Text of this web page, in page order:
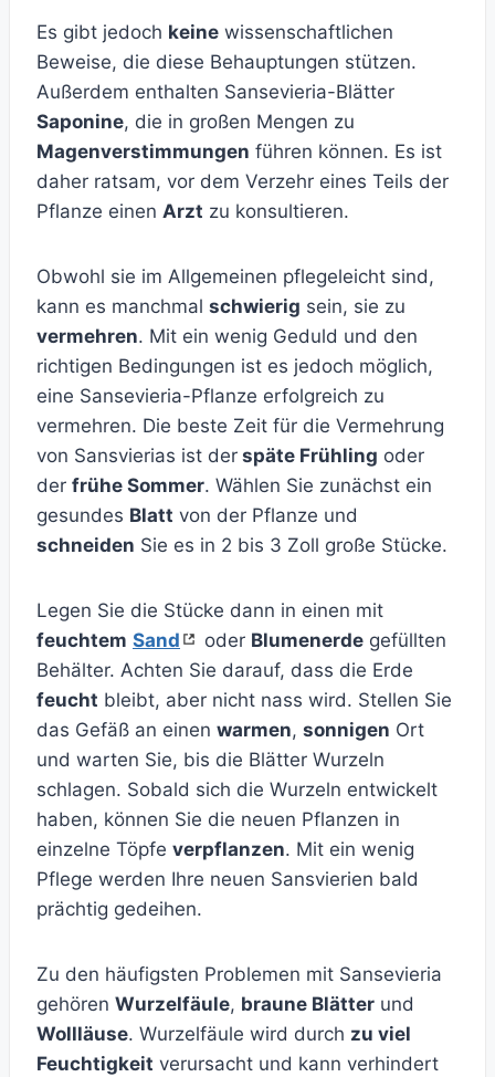
Es gibt jedoch keine wissenschaftlichen
Beweise, die diese Behauptungen stützen.
Außerdem enthalten Sansevieria-Blätter
Saponine, die in großen Mengen zu
Magenverstimmungen führen können. Es ist
daher ratsam, vor dem Verzehr eines Teils der
Pflanze einen Arzt zu konsultieren.
Obwohl sie im Allgemeinen pflegeleicht sind,
kann es manchmal schwierig sein, sie zu
vermehren. Mit ein wenig Geduld und den
richtigen Bedingungen ist es jedoch möglich,
eine Sansevieria-Pflanze erfolgreich zu
vermehren. Die beste Zeit für die Vermehrung
von Sansvierias ist der späte Frühling oder
der frühe Sommer. Wählen Sie zunächst ein
gesundes Blatt von der Pflanze und
schneiden Sie es in 2 bis 3 Zoll große Stücke.
Legen Sie die Stücke dann in einen mit
feuchtem Sand oder Blumenerde gefüllten
Behälter. Achten Sie darauf, dass die Erde
feucht bleibt, aber nicht nass wird. Stellen Sie
das Gefäß an einen warmen, sonnigen Ort
und warten Sie, bis die Blätter Wurzeln
schlagen. Sobald sich die Wurzeln entwickelt
haben, können Sie die neuen Pflanzen in
einzelne Töpfe verpflanzen. Mit ein wenig
Pflege werden Ihre neuen Sansvierien bald
prächtig gedeihen.
Zu den häufigsten Problemen mit Sansevieria
gehören Wurzelfäule, braune Blätter und
Wollläuse. Wurzelfäule wird durch zu viel
Feuchtigkeit verursacht und kann verhindert